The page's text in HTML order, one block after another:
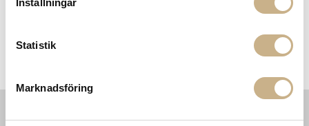
Statistik
Marknadsföring
Sängbord - Tibeau